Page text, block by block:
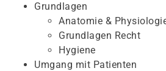
Grundlagen
Anatomie &
Grundlagen Recht
Hygiene
Umgang mit Patienten